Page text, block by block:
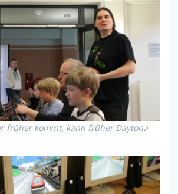
früher kommt, kann früher Daytona